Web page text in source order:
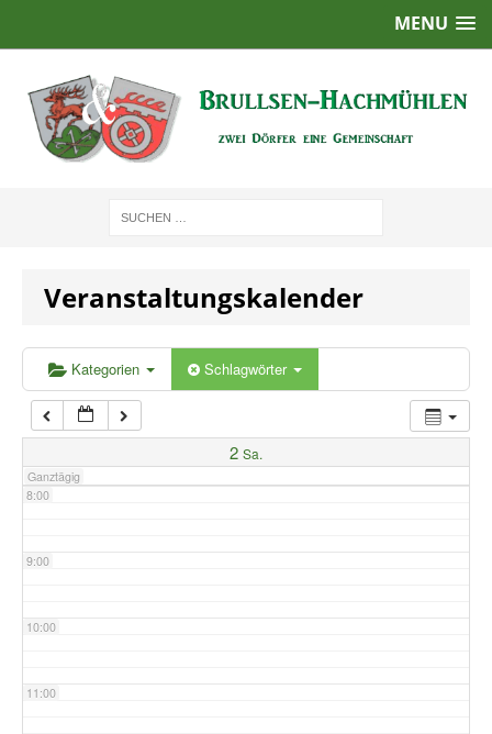
MENU
Veranstaltungskalender
Kategorien Schlagwörter
2 Sa.
Ganztägig
2:00
5:00
6:00
7:00
8:00
9:00
10:00
11:00